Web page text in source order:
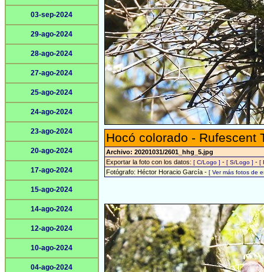
03-sep-2024
29-ago-2024
28-ago-2024
27-ago-2024
25-ago-2024
24-ago-2024
23-ago-2024
20-ago-2024
17-ago-2024
15-ago-2024
14-ago-2024
12-ago-2024
10-ago-2024
04-ago-2024
Hocó colorado - Rufescent
Archivo: 20201031/2601_hhg_5.jpg
Exportar la foto con los datos: [ C/Logo ] - [ S/Logo ] - [
Fotógrafo: Héctor Horacio García - [ Ver más fotos de